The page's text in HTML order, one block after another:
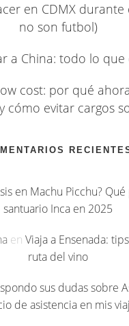
en CDMX durante
no son futbol)
a China: todo lo que
cost: por qué
cómo evitar cargos
en Machu Picchu?
santuario Inca en 2025
en Viaja a Ensenada:
ruta del vino
sus dudas sobre
de asistencia en mis